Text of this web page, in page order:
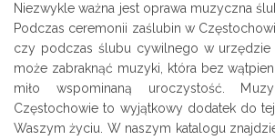
Niezwykle ważna jest oprawa muzyczna
Podczas ceremonii zaślubin w
czy podczas ślubu cywilnego w
może zabraknąć muzyki, która bez
miło wspominaną uroczystość.
Częstochowie to wyjątkowy dodatek do
Waszym życiu. W naszym katalogu